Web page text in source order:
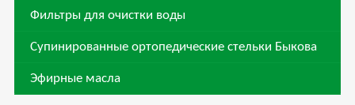
Фильтры для очистки воды
Супинированные ортопедические стельки Быкова
Эфирные масла